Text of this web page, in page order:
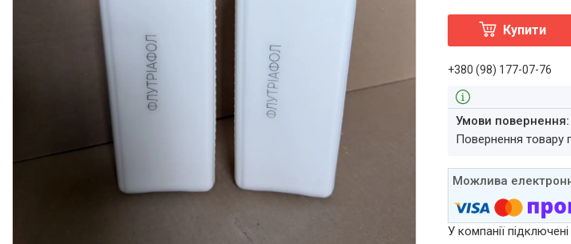
Купити
+380 (98) 177-07-76
повернення
У компанії